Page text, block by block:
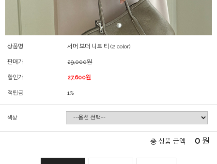
상품명 서머 보더 니트 티 (2 color)
판매가 29,000원
할인가 27,600원
적립금 1%
색상
총 상품 금액 0 원